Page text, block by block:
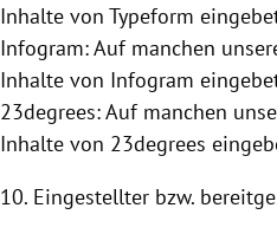
Inhalte von Typeform
Infogram: Auf manchen
Inhalte von Infogram
23degrees: Auf manchen
Inhalte von 23degrees
10. Eingestellter bzw.